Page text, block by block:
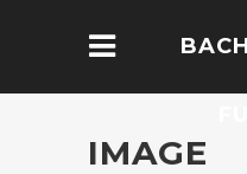
IMAGE